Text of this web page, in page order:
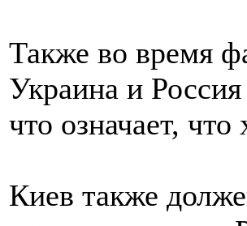
Также во время
Украина и
что означает,
Киев также